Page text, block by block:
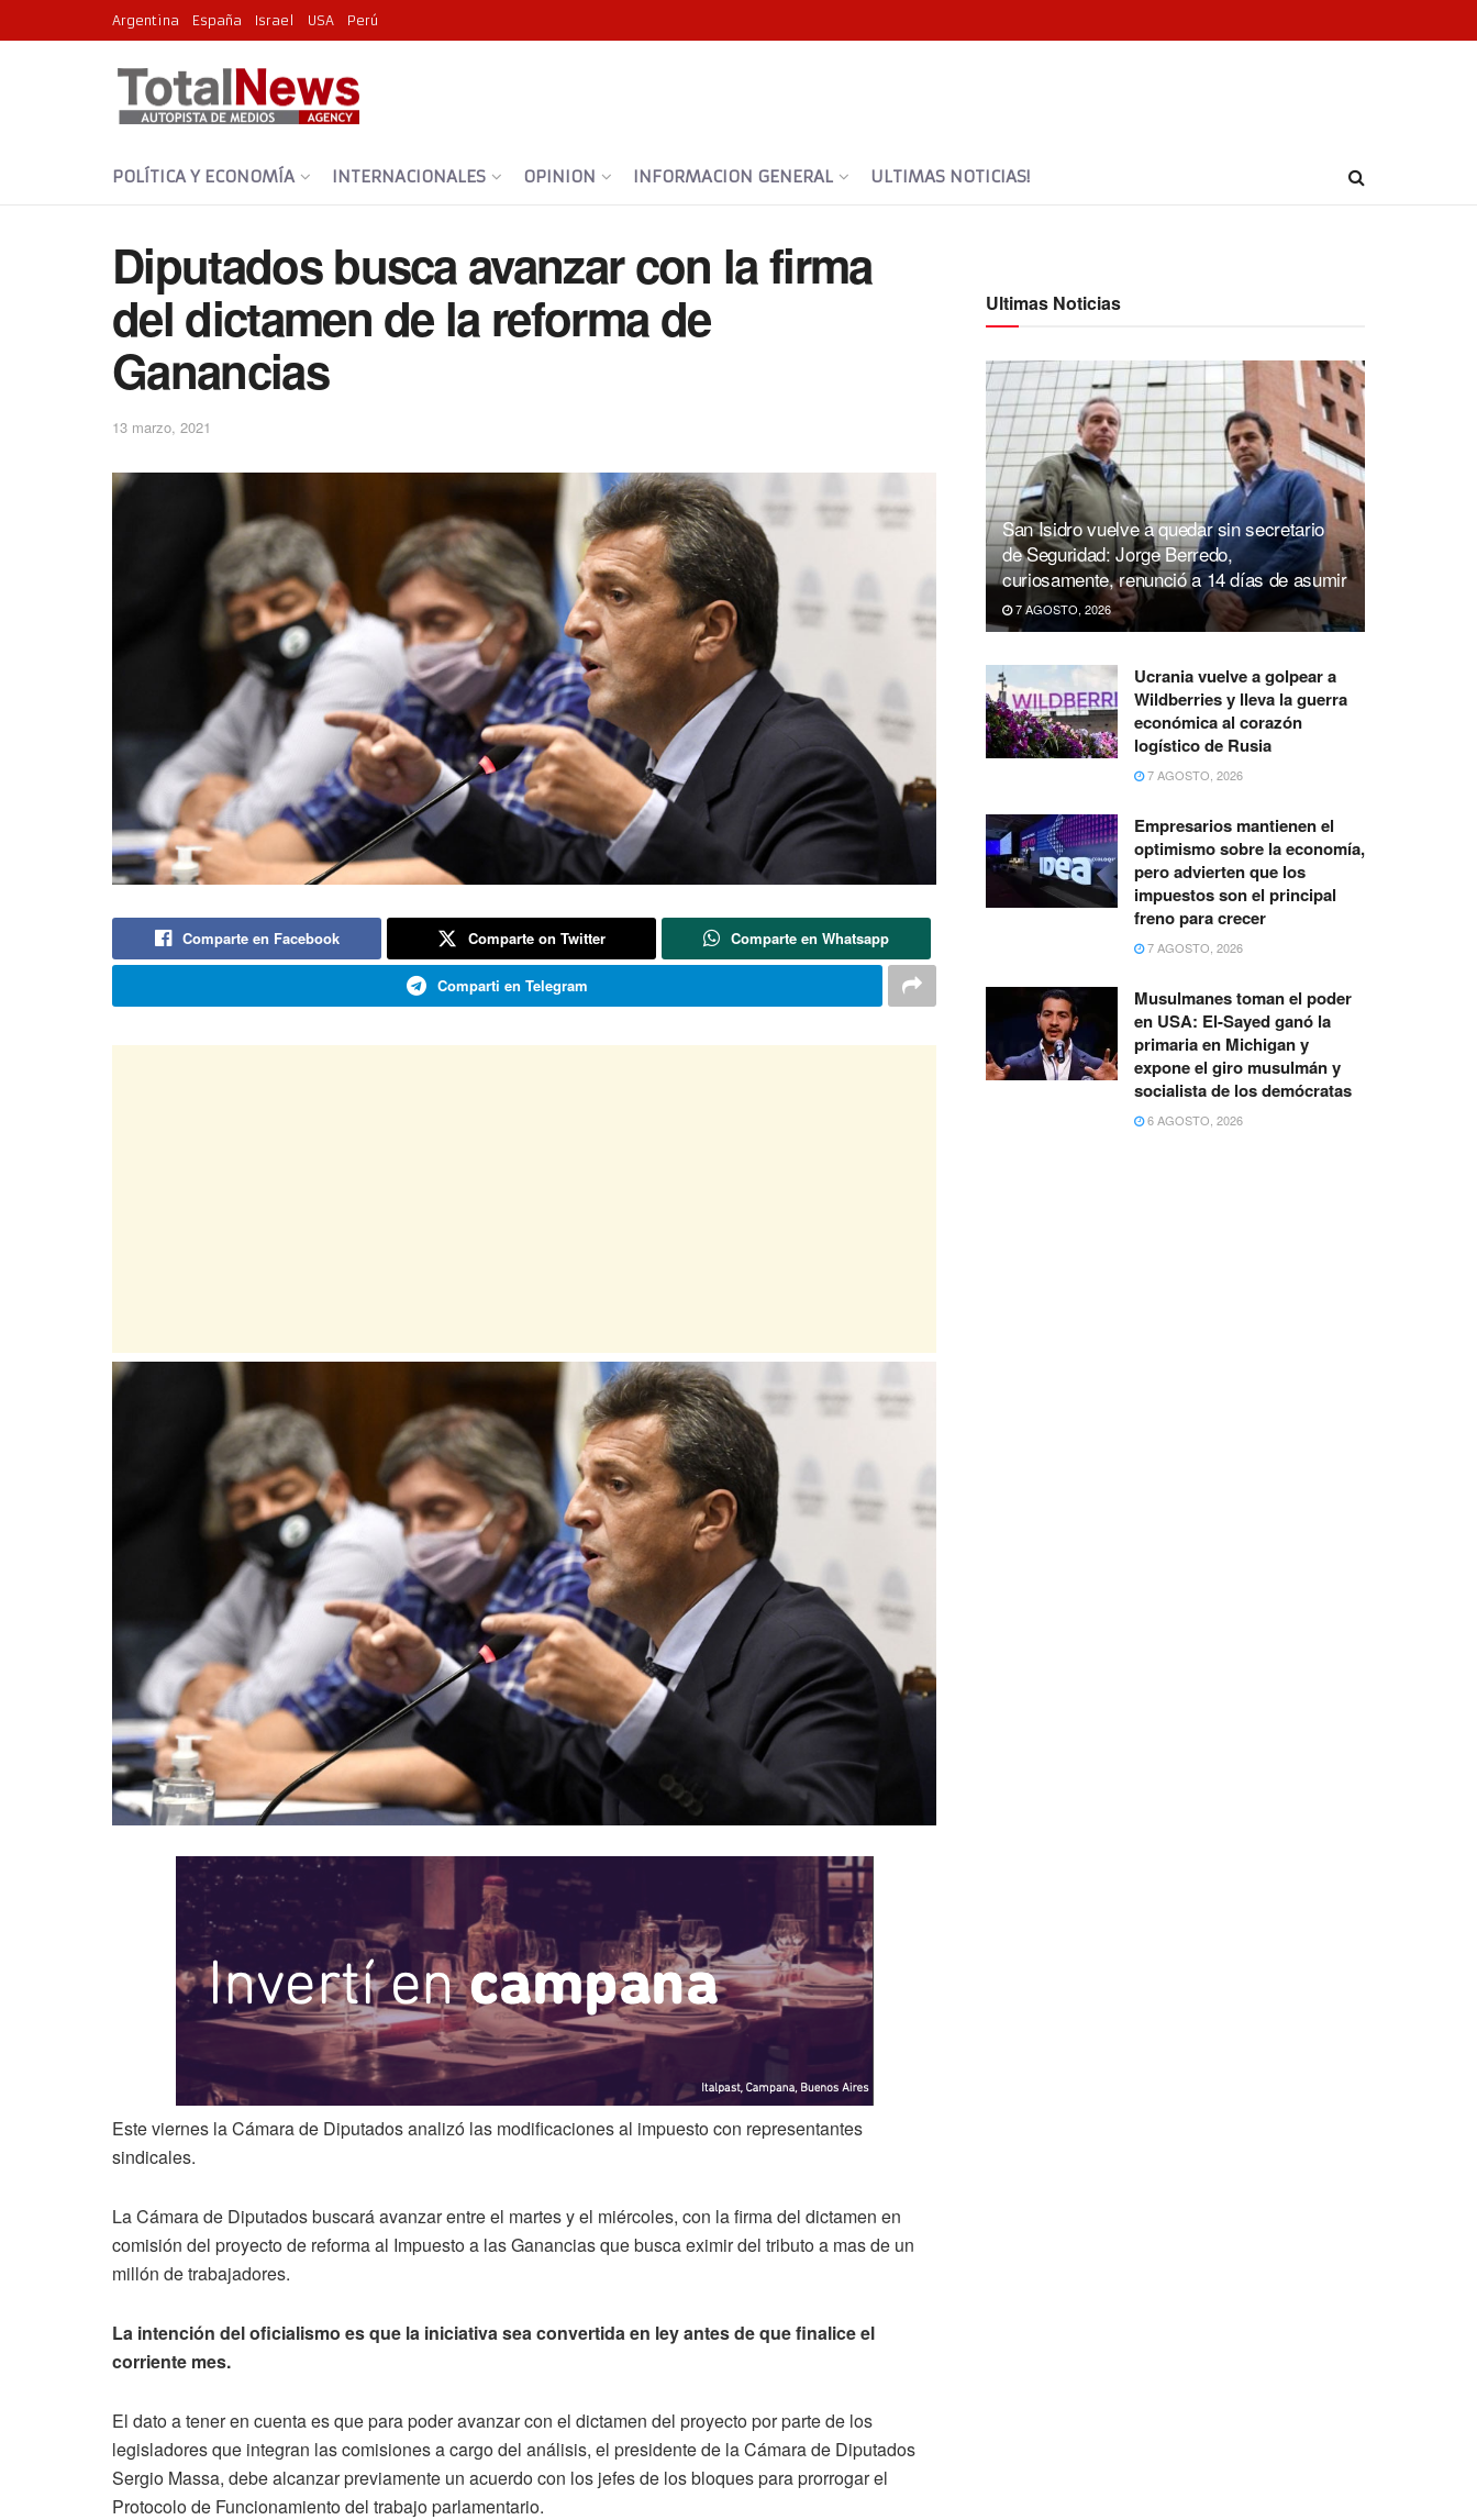
Argentina España Israel USA Perú
POLÍTICA Y ECONOMÍA INTERNACIONALES OPINION INFORMACION GENERAL ULTIMAS NOTICIAS!
Diputados busca avanzar con la firma
del dictamen de la reforma de
Ganancias
13 marzo, 2021
Comparte en Facebook Comparte on Twitter Comparte en Whatsapp
Comparti en Telegram
Este viernes la Cámara de Diputados analizó las modificaciones al impuesto con representantes
sindicales.
La Cámara de Diputados buscará avanzar entre el martes y el miércoles, con la firma del dictamen en
comisión del proyecto de reforma al Impuesto a las Ganancias que busca eximir del tributo a mas de un
millón de trabajadores.
La intención del oficialismo es que la iniciativa sea convertida en ley antes de que finalice el
corriente mes.
El dato a tener en cuenta es que para poder avanzar con el dictamen del proyecto por parte de los
legisladores que integran las comisiones a cargo del análisis, el presidente de la Cámara de Diputados
Sergio Massa, debe alcanzar previamente un acuerdo con los jefes de los bloques para prorrogar el
Protocolo de Funcionamiento del trabajo parlamentario.
Ultimas Noticias
San Isidro vuelve a quedar sin secretario
de Seguridad: Jorge Berredo,
curiosamente, renunció a 14 días de asumir
7 AGOSTO, 2026
Ucrania vuelve a golpear a
Wildberries y lleva la guerra
económica al corazón
logístico de Rusia
7 AGOSTO, 2026
Empresarios mantienen el
optimismo sobre la economía,
pero advierten que los
impuestos son el principal
freno para crecer
7 AGOSTO, 2026
Musulmanes toman el poder
en USA: El-Sayed ganó la
primaria en Michigan y
expone el giro musulmán y
socialista de los demócratas
6 AGOSTO, 2026